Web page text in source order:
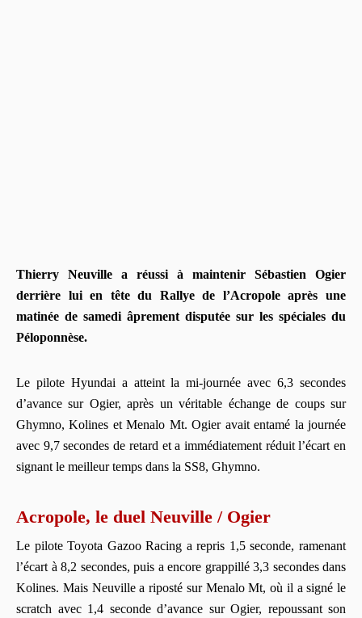
Thierry Neuville a réussi à maintenir Sébastien Ogier
derrière lui en tête du Rallye de l’Acropoleaprès une
matinée de samedi âprement disputée sur les spéciales du
Péloponnèse.
Le pilote Hyundai a atteint la mi‑journée avec 6,3 secondes
d’avance sur Ogier, après un véritable échange de coups sur
Ghymno,Kolines etMenalo Mt. Ogier avait entamé la journée
avec 9,7 secondes de retard et a immédiatement réduit l’écart en
signant le meilleur temps dans la SS8, Ghymno.
Acropole, le duel Neuville / Ogier
Le pilote Toyota Gazoo Racing a repris 1,5 seconde, ramenant
l’écart à 8,2 secondes, puis a encore grappillé 3,3 secondes dans
Kolines. Mais Neuville a riposté sur Menalo Mt, où il a signé le
scratch avec 1,4 seconde d’avance sur Ogier, repoussant son